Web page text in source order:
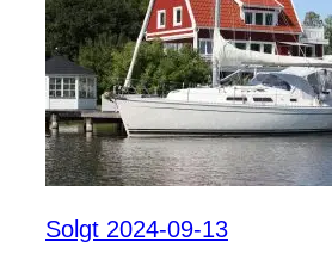
Solgt 2024-09-13